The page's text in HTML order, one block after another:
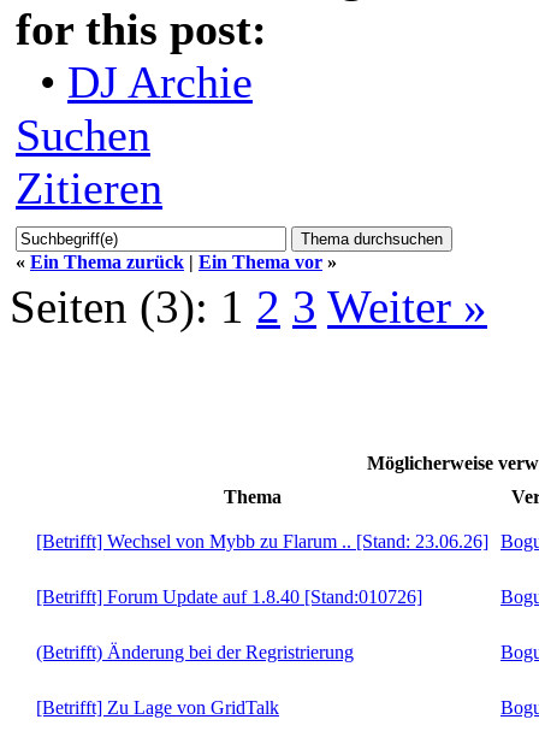
for this post:
• DJ Archie
Suchen
Zitieren
« Ein Thema zurück | Ein Thema vor »
Seiten (3): 1 2 3 Weiter »
Möglicherweise
Thema
[Betrifft] Wechsel von Mybb zu Flarum .. [Stand: 23.06.26]
[Betrifft] Forum Update auf 1.8.40 [Stand:010726]
(Betrifft) Änderung bei der Regristrierung
[Betrifft] Zu Lage von GridTalk